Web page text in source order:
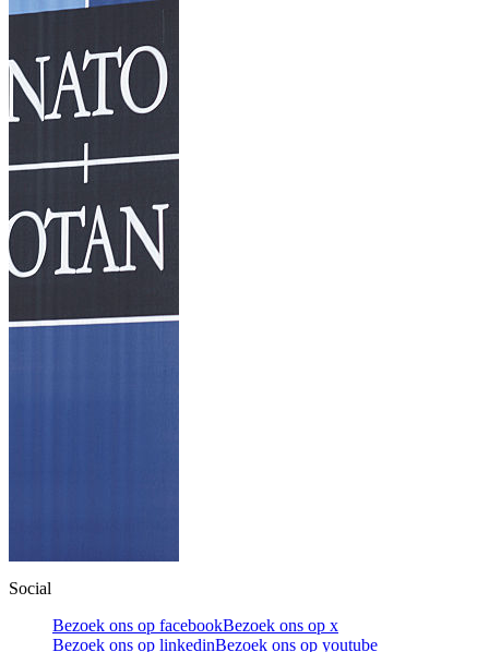
Social
Bezoek ons op facebookBezoek ons op x
Bezoek ons op linkedinBezoek ons op youtube